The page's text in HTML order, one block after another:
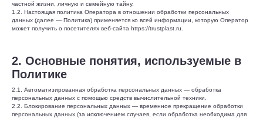
частной жизни, личную и семейную тайну.
1.2. Настоящая политика Оператора в отношении обработки персональных
данных (далее — Политика) применяется ко всей информации, которую Оператор
может получить о посетителях веб-сайта https://trustplast.ru.
2. Основные понятия, используемые в
Политике
2.1. Автоматизированная обработка персональных данных — обработка
персональных данных с помощью средств вычислительной техники.
2.2. Блокирование персональных данных — временное прекращение обработки
персональных данных (за исключением случаев, если обработка необходима для